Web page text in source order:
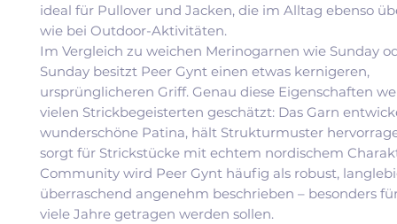
ideal für Pullover und Jacken, die im Alltag ebenso
wie bei Outdoor-Aktivitäten.
Im Vergleich zu weichen Merinogarnen wie Sunday
Sunday besitzt Peer Gynt einen etwas kernigeren,
ursprünglicheren Griff. Genau diese Eigenschaften
vielen Strickbegeisterten geschätzt: Das Garn
wunderschöne Patina, hält Strukturmuster
sorgt für Strickstücke mit echtem nordischem
Community wird Peer Gynt häufig als robust,
überraschend angenehm beschrieben – besonders
viele Jahre getragen werden sollen.